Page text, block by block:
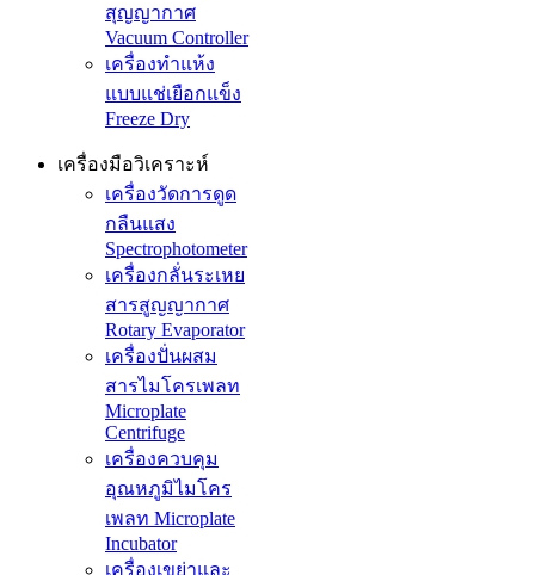
สุญญากาศ
Vacuum Controller
เครื่องทำแห้ง
แบบแช่เยือกแข็ง
Freeze Dry
เครื่องมือวิเคราะห์
เครื่องวัดการดูด
กลืนแสง
Spectrophotometer
เครื่องกลั่นระเหย
สารสูญญากาศ
Rotary Evaporator
เครื่องปั่นผสม
สารไมโครเพลท
Microplate
Centrifuge
เครื่องควบคุม
อุณหภูมิไมโคร
เพลท Microplate
Incubator
เครื่องเขย่าและ